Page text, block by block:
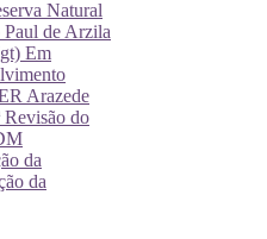
Natural
Paul de Arzila
Em
Arazede
Revisão do
da
da